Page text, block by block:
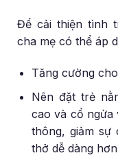
Để cải thiện tình
cha mẹ có thể áp
Tăng cường
Nên đặt trẻ
cao và cổ ngửa
thông, giảm
thở dễ dàng